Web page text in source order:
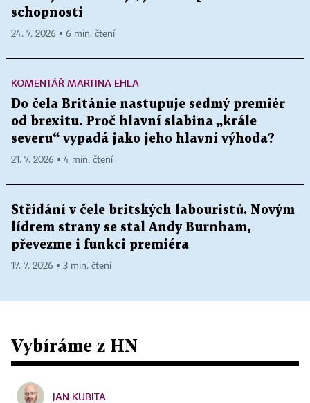
schopnosti
24. 7. 2026 ▪ 6 min. čtení
KOMENTÁŘ MARTINA EHLA
Do čela Británie nastupuje sedmý premiér
od brexitu. Proč hlavní slabina „krále
severu“ vypadá jako jeho hlavní výhoda?
21. 7. 2026 ▪ 4 min. čtení
Střídání v čele britských labouristů. Novým
lídrem strany se stal Andy Burnham,
převezme i funkci premiéra
17. 7. 2026 ▪ 3 min. čtení
Vybíráme z HN
JAN KUBITA